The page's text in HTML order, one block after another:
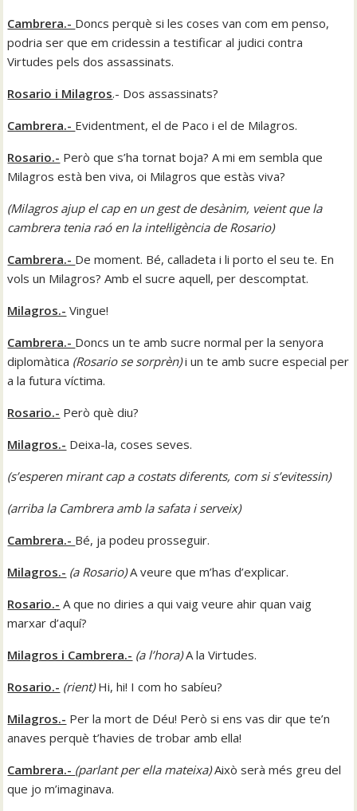
Cambrera.- Doncs perquè si les coses van com em penso,
podria ser que em cridessin a testificar al judici contra
Virtudes pels dos assassinats.
Rosario i Milagros.- Dos assassinats?
Cambrera.- Evidentment, el de Paco i el de Milagros.
Rosario.- Però que s’ha tornat boja? A mi em sembla que
Milagros està ben viva, oi Milagros que estàs viva?
(Milagros ajup el cap en un gest de desànim, veient que la
cambrera tenia raó en la intel·ligència de Rosario)
Cambrera.- De moment. Bé, calladeta i li porto el seu te. En
vols un Milagros? Amb el sucre aquell, per descomptat.
Milagros.- Vingue!
Cambrera.- Doncs un te amb sucre normal per la senyora
diplomàtica (Rosario se sorprèn)i un te amb sucre especial per
a la futura víctima.
Rosario.- Però què diu?
Milagros.- Deixa-la, coses seves.
(s’esperen mirant cap a costats diferents, com si s’evitessin)
(arriba la Cambrera amb la safata i serveix)
Cambrera.- Bé, ja podeu prosseguir.
Milagros.- (a Rosario)A veure que m’has d’explicar.
Rosario.- A que no diries a qui vaig veure ahir quan vaig
marxar d’aquí?
Milagros i Cambrera.- (a l’hora)A la Virtudes.
Rosario.- (rient)Hi, hi! I com ho sabíeu?
Milagros.- Per la mort de Déu! Però si ens vas dir que te’n
anaves perquè t’havies de trobar amb ella!
Cambrera.- (parlant per ella mateixa)Això serà més greu del
que jo m’imaginava.